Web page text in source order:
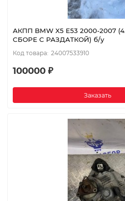
АКПП BMW X5 E53 2000-2007
СБОРЕ С РАЗДАТКОЙ) б/у
24007533910
100000 ₽
Заказать